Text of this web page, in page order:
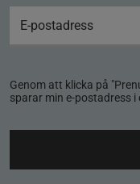
Genom att klicka på
sparar min e-postadress